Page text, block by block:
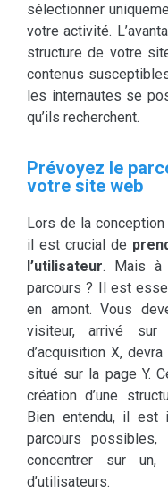
sélectionner
votre activité.
structure de votre
contenus
les internautes se
qu’ils recherchent.
Prévoyez le
votre site web
Lors de la conception
il est crucial de
l’utilisateur. Mais à
parcours ? Il est
en amont. Vous
visiteur, arrivé
d’acquisition X,
situé sur la page Y.
création d’une
Bien entendu, il
parcours
concentrer sur
d’utilisateurs.